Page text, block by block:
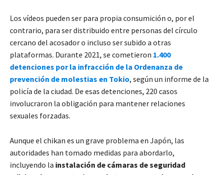
Los vídeos pueden ser para propia consumición o, por el
contrario, para ser distribuido entre personas del círculo
cercano del acosador o incluso ser subido a otras
plataformas. Durante 2021, se cometieron 1.400
detenciones por la infracción de la Ordenanza de
prevención de molestias en Tokio, según un informe de la
policía de la ciudad. De esas detenciones, 220 casos
involucraron la obligación para mantener relaciones
sexuales forzadas.
Aunque el chikan es un grave problema en Japón, las
autoridades han tomado medidas para abordarlo,
incluyendo la instalación de cámaras de seguridad